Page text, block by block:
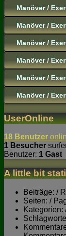
Manöver /
Manöver /
Manöver /
Manöver /
Manöver /
Manöver /
UserOnline
18 Benutzer
1 Besucher
Benutzer: 1 Gast
A little bit
Beiträge: /
Seiten: /
Kategorien: